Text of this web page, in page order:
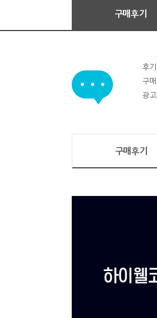
구매후기
후
구
광
구매후기